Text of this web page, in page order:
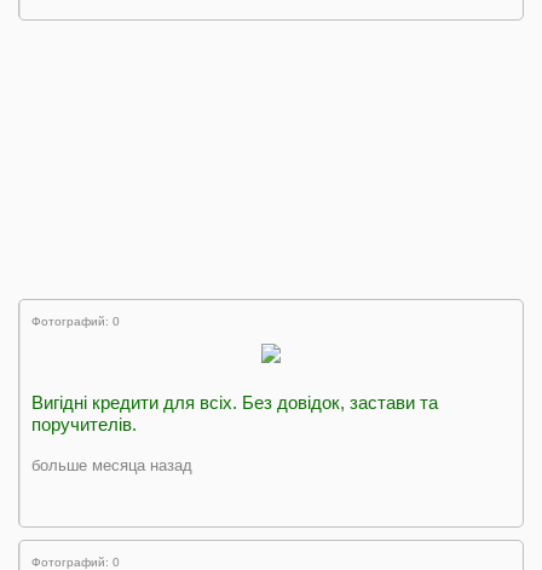
Фотографий: 0
Вигiднi кредити для всiх. Без довiдок, застави та
поручителiв.
больше месяца назад
Фотографий: 0